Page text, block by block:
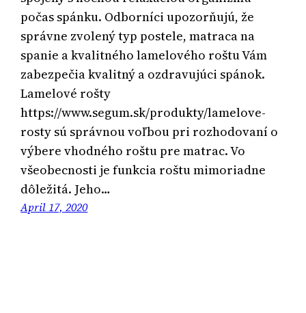
počas spánku. Odborníci upozorňujú, že
správne zvolený typ postele, matraca na
spanie a kvalitného lamelového roštu Vám
zabezpečia kvalitný a ozdravujúci spánok.
Lamelové rošty
https://www.segum.sk/produkty/lamelove-
rosty sú správnou voľbou pri rozhodovaní o
výbere vhodného roštu pre matrac. Vo
všeobecnosti je funkcia roštu mimoriadne
dôležitá. Jeho…
April 17, 2020